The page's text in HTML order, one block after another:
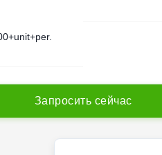
Запросить сейчас